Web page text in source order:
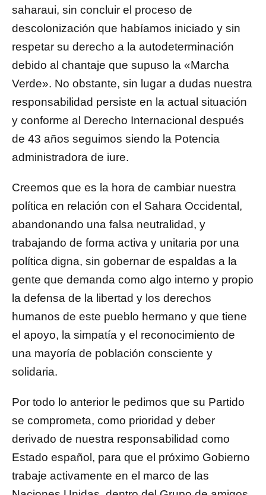
saharaui, sin concluir el proceso de
descolonización que habíamos iniciado y sin
respetar su derecho a la autodeterminación
debido al chantaje que supuso la «Marcha
Verde». No obstante, sin lugar a dudas nuestra
responsabilidad persiste en la actual situación
y conforme al Derecho Internacional después
de 43 años seguimos siendo la Potencia
administradora de iure.
Creemos que es la hora de cambiar nuestra
política en relación con el Sahara Occidental,
abandonando una falsa neutralidad, y
trabajando de forma activa y unitaria por una
política digna, sin gobernar de espaldas a la
gente que demanda como algo interno y propio
la defensa de la libertad y los derechos
humanos de este pueblo hermano y que tiene
el apoyo, la simpatía y el reconocimiento de
una mayoría de población consciente y
solidaria.
Por todo lo anterior le pedimos que su Partido
se comprometa, como prioridad y deber
derivado de nuestra responsabilidad como
Estado español, para que el próximo Gobierno
trabaje activamente en el marco de las